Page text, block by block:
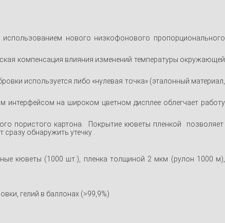
нового низкофонового пропорционального
компенсация влияния изменений температуры окружающей
используется либо «нулевая точка» (эталонный материал,
интерфейсом на широком цветном дисплее облегчает работу
пористого картона. Покрытие кюветы пленкой позволяет
обнаружить утечку .
кюветы (1000 шт.), пленка толщиной 2 мкм (рулон 1000 м),
гелий в баллонах (>99,9%)